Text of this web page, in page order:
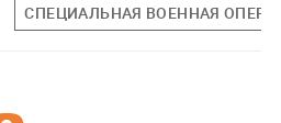
СПЕЦИАЛЬНАЯ ВОЕННАЯ